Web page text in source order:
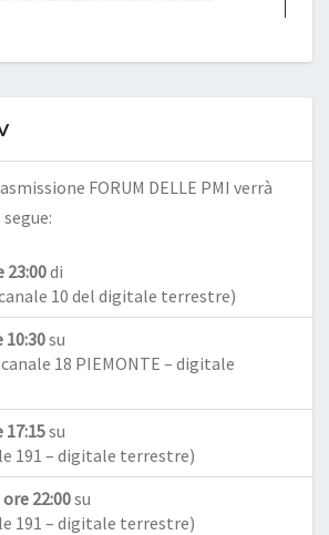
FORUM DELLE PMI verrà
23:00di
10 del digitale terrestre)
su
18 PIEMONTE – digitale
su
191 – digitale terrestre)
22:00su
191 – digitale terrestre)